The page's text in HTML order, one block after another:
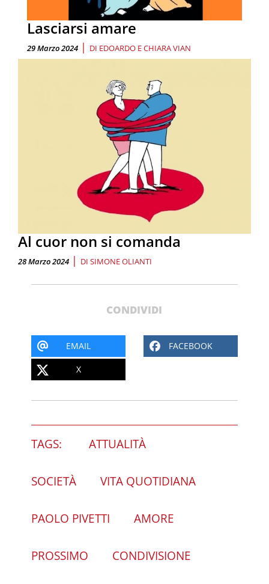
Lasciarsi amare
29 Marzo 2024 | DI EDOARDO E CHIARA VIAN
Al cuor non si comanda
28 Marzo 2024 | DI SIMONE OLIANTI
CONDIVIDI
EMAIL FACEBOOK
X
TAGS: ATTUALITÀ
SOCIETÀ VITA QUOTIDIANA
PAOLO PIVETTI AMORE
PROSSIMO CONDIVISIONE